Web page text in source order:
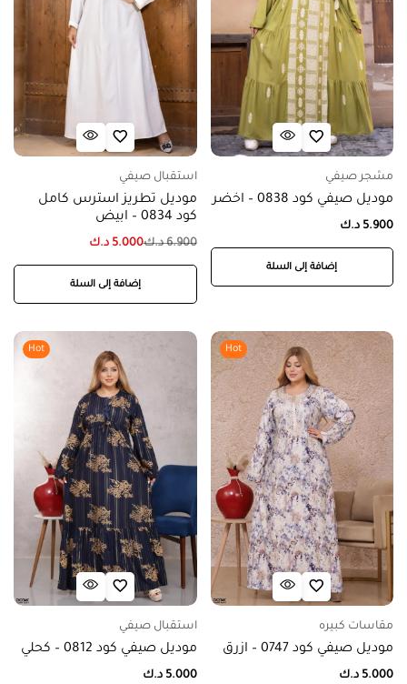
مشجر صيفي
موديل صيفي كود 0838 – اخضر
5.900 د.ك
إضافة إلى السلة
استقبال صيفي
موديل تطريز استرس كامل
كود 0834 – ابيض
6.900 د.ك5.000 د.ك
إضافة إلى السلة
Hot
مقاسات كبيره
موديل صيفي كود 0747 – ازرق
5.000 د.ك
Hot
استقبال صيفي
موديل صيفي كود 0812 – كحلي
5.000 د.ك